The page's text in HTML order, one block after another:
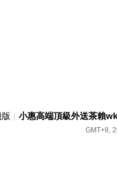
| 小惠高端頂級外送茶賴
GMT+8,